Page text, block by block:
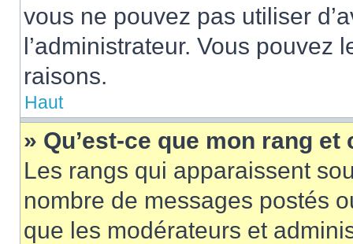
vous ne pouvez pas utiliser
l’administrateur. Vous pouvez
raisons.
Haut
» Qu’est-ce que mon rang
Les rangs qui apparaissent
nombre de messages postés
que les modérateurs et